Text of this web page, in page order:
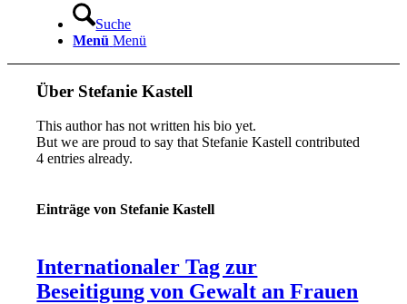
Suche
Menü Menü
Über Stefanie Kastell
This author has not written his bio yet.
But we are proud to say that Stefanie Kastell contributed
4 entries already.
Einträge von Stefanie Kastell
Internationaler Tag zur
Beseitigung von Gewalt an Frauen